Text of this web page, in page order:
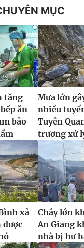
này.
MỤC
tăng
ăn
bảo
Mưa lớn
nhiều
Tuyên
trương xử
xả
Cháy lớn
An Giang
nhà bị hư